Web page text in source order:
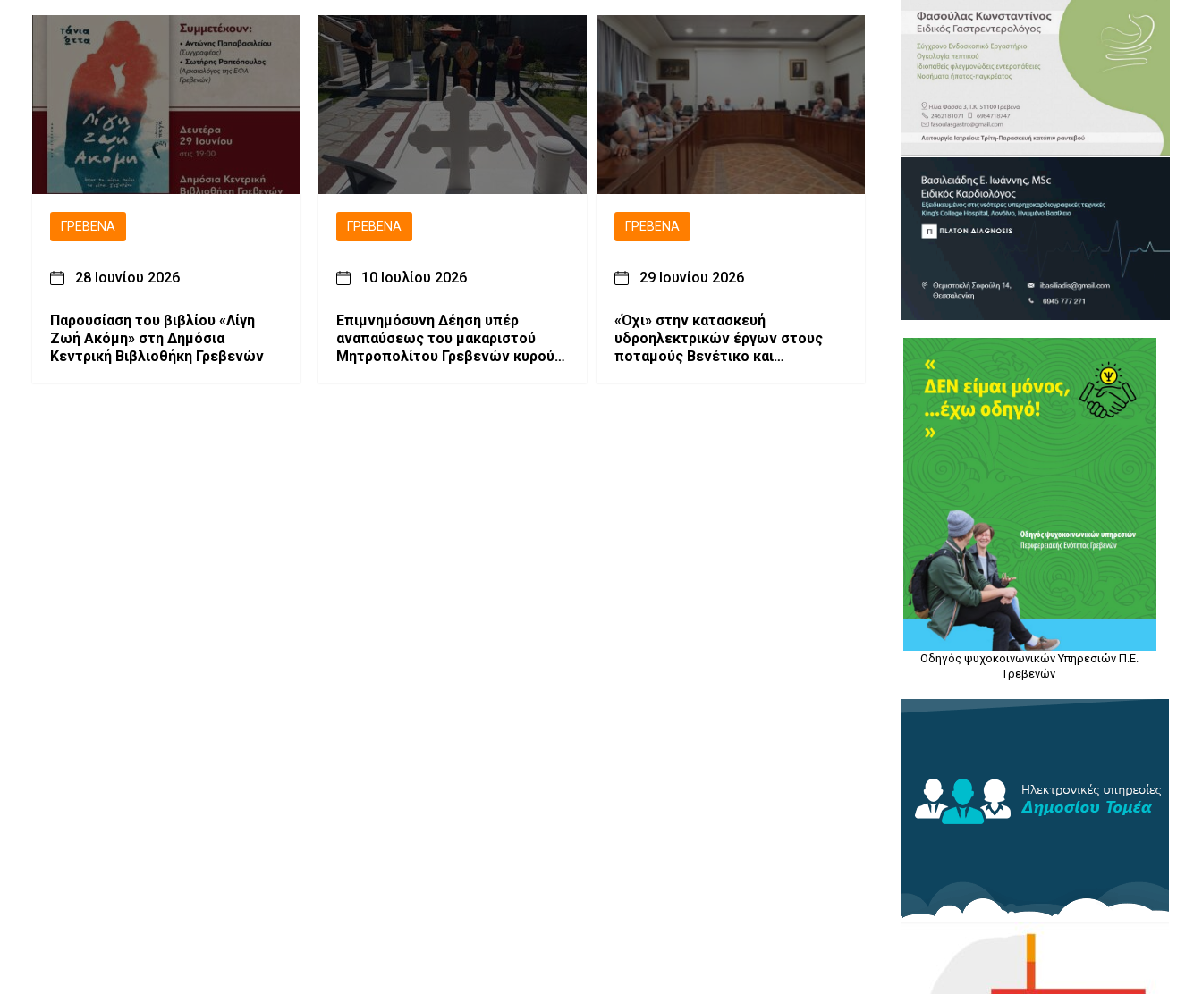
ΓΡΕΒΕΝΆ
28 Ιουνίου 2026
Παρουσίαση του βιβλίου «Λίγη
Ζωή Ακόμη» στη Δημόσια
Κεντρική Βιβλιοθήκη Γρεβενών
ΓΡΕΒΕΝΆ
10 Ιουλίου 2026
Επιμνημόσυνη Δέηση υπέρ
αναπαύσεως του μακαριστού
Μητροπολίτου Γρεβενών κυρού
ΓΡΕΒΕΝΆ
29 Ιουνίου 2026
«Όχι» στην κατασκευή
υδροηλεκτρικών έργων στους
ποταμούς Βενέτικο και
Οδηγός ψυχοκοινωνικών Υπηρεσιών Π.Ε.
Γρεβενών